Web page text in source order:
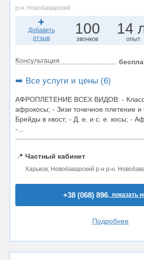
р-н. Новобаварский
Добавить
отзыв
100
звонков
14
опыт
Консультация
➡️ Все услуги и цены (6)
АФРОПЛЕТЕНИЕ ВСЕХ ВИДОВ: -
афрокосы; - Зизи точечное плетение
Брейды в хвост; - Д. е. и с. е. косы; -
-...
📍 Частный кабинет
Харьков, Новобаварский р-н р-н.
+38 (068) 896..показать
Подробнее